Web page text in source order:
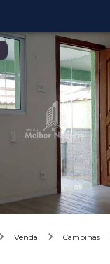
Venda Campinas